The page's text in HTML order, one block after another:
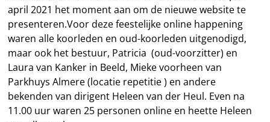
april 2021 het moment aan om de nieuwe website te
presenteren.Voor deze feestelijke online happening
waren alle koorleden en oud-koorleden uitgenodigd,
maar ook het bestuur, Patricia (oud-voorzitter) en
Laura van Kanker in Beeld, Mieke voorheen van
Parkhuys Almere (locatie repetitie ) en andere
bekenden van dirigent Heleen van der Heul. Even na
11.00 uur waren 25 personen online en heette Heleen